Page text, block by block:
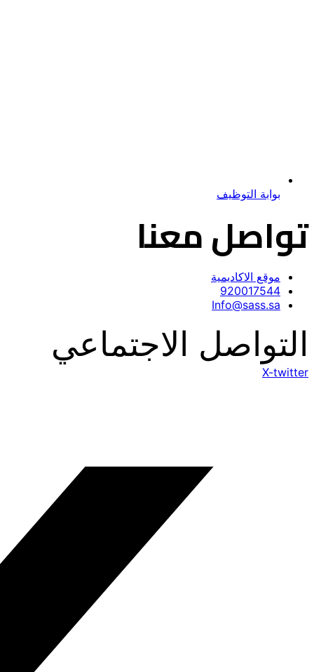
بوابة التوظيف
تواصل معنا
موقع الاكاديمية
920017544
Info@sass.sa
التواصل الاجتماعي
X-twitter